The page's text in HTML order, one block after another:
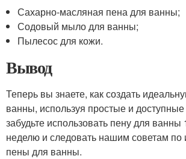
Сахарно-масляная пена для ванны;
Содовый мыло для ванны;
Пылесос для кожи.
Вывод
Теперь вы знаете, как создать
ванны, используя простые и
забудьте использовать пену для ванны
неделю и следовать нашим советам по
пены для ванны.